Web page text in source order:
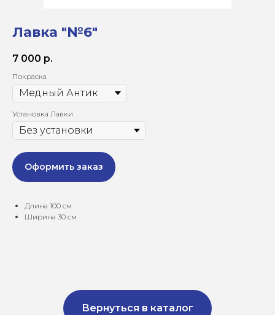
Лавка "№6"
7 000 р.
Покраска
Установка Лавки
Оформить заказ
Длина 100 см
Ширина 30 см
Вернуться в каталог